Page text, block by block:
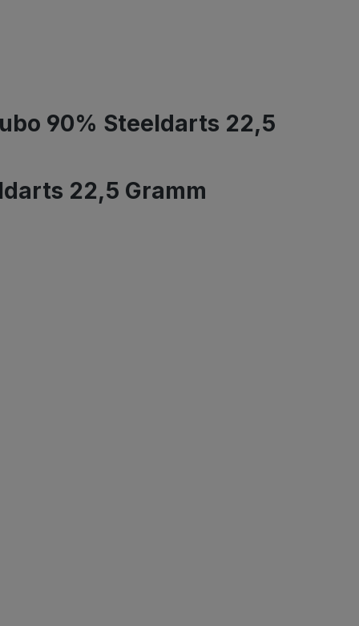
90% Steeldarts 22,5
22,5 Gramm